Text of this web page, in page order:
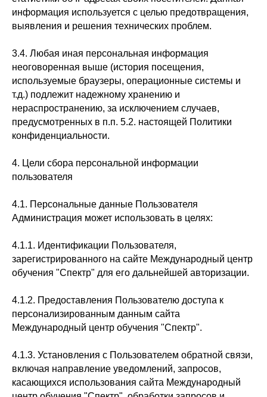
информация используется с целью предотвращения,
выявления и решения технических проблем.
3.4. Любая иная персональная информация
неоговоренная выше (история посещения,
используемые браузеры, операционные системы и
т.д.) подлежит надежному хранению и
нераспространению, за исключением случаев,
предусмотренных в п.п. 5.2. настоящей Политики
конфиденциальности.
4. Цели сбора персональной информации
пользователя
4.1. Персональные данные Пользователя
Администрация может использовать в целях:
4.1.1. Идентификации Пользователя,
зарегистрированного на сайте Международный центр
обучения "Спектр" для его дальнейшей авторизации.
4.1.2. Предоставления Пользователю доступа к
персонализированным данным сайта
Международный центр обучения "Спектр".
4.1.3. Установления с Пользователем обратной связи,
включая направление уведомлений, запросов,
касающихся использования сайта Международный